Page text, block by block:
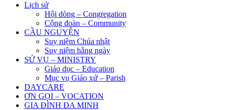
Lịch sử
Hội dòng – Congregation
Cộng đoàn – Community
CẦU NGUYỆN
Suy niệm Chúa nhật
Suy niệm hằng ngày
SỨ VỤ – MINISTRY
Giáo dục – Education
Mục vụ Giáo xứ – Parish
DAYCARE
ƠN GỌI – VOCATION
GIA ĐÌNH ĐA MINH